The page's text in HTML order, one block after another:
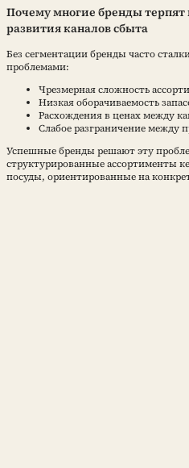
Почему многие бренды терпят
развития каналов сбыта
Без сегментации бренды часто
проблемами:
Чрезмерная сложность
Низкая оборачиваемость
Расхождения в ценах между
Слабое разграничение между
Успешные бренды решают эту
структурированные ассортименты
посуды, ориентированные на